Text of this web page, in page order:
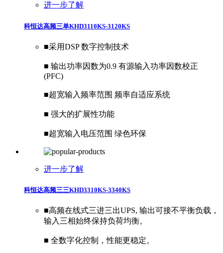
进一步了解
科恒达高频三单KHD3110KS-3120KS
■采用DSP 数字控制技术
■ 输出功率因数为0.9 有源输入功率因数校正
(PFC)
​■超宽输入频率范围 频率自适应系统
■ 强大的扩展性功能
■超宽输入电压范围 绿色环保
进一步了解
科恒达高频三三KHD3310KS-3340KS
■高频在线式三进三出UPS, 输出可接不平衡负载，
输入三相始终保持负荷均衡。
■ 全数字化控制，性能更稳定。